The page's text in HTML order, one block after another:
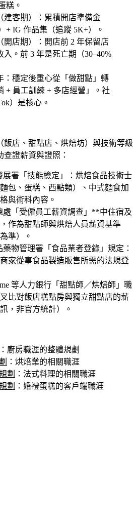
糕 。
建客期）
：累積開店準備金
+ IG 作品集（追蹤 5K+）。
開店期）
：開店前 2 年保留店
入。前 3 年是死亡期（30–40%
：穩定後重心從「做甜點」轉
+ 員工訓練 + 多店經營」。社
）是核心。
飯店、甜點店、烘焙坊）與技術等級
證薪資與證照：
署「技能檢定」
：烘焙食品技術士
包、蛋糕、西點類）、中式麵食加
與術科內容。
「受僱員工薪資調查」**中住宿及
作為甜點師與烘焙人員薪資基準
準）。
藥物管理署「食品業者登錄」規定 ：
家從事食品製造販售所需的法規登
等人力銀行「甜點師／烘焙師」職
叉比對飯店糕點房與獨立甜點店的薪
，非官方統計）。
：廚房職涯的整體規劃
：烘焙業的相關職涯
劃 ：法式料理的相關職涯
劃 ：婚禮蛋糕的客戶端職涯